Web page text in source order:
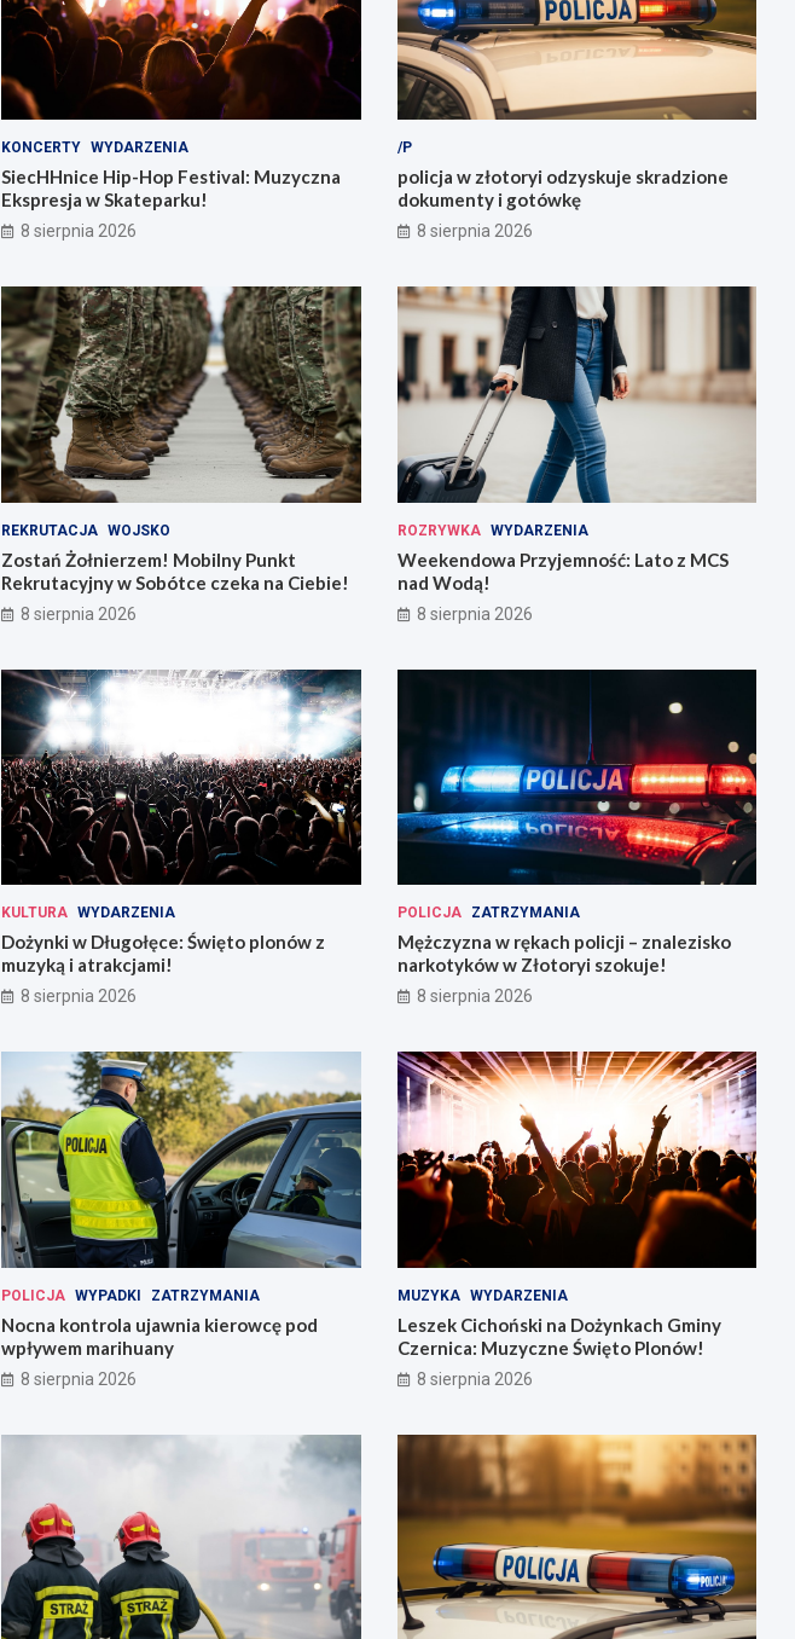
KONCERTY WYDARZENIA
SiecHHnice Hip-Hop Festival: Muzyczna
Ekspresja w Skateparku!
8 sierpnia 2026
/P
policja w złotoryi odzyskuje skradzione
dokumenty i gotówkę
8 sierpnia 2026
REKRUTACJA WOJSKO
Zostań Żołnierzem! Mobilny Punkt
Rekrutacyjny w Sobótce czeka na Ciebie!
8 sierpnia 2026
ROZRYWKA WYDARZENIA
Weekendowa Przyjemność: Lato z MCS
nad Wodą!
8 sierpnia 2026
KULTURA WYDARZENIA
Dożynki w Długołęce: Święto plonów z
muzyką i atrakcjami!
8 sierpnia 2026
POLICJA ZATRZYMANIA
Mężczyzna w rękach policji – znalezisko
narkotyków w Złotoryi szokuje!
8 sierpnia 2026
POLICJA WYPADKI ZATRZYMANIA
Nocna kontrola ujawnia kierowcę pod
wpływem marihuany
8 sierpnia 2026
MUZYKA WYDARZENIA
Leszek Cichoński na Dożynkach Gminy
Czernica: Muzyczne Święto Plonów!
8 sierpnia 2026